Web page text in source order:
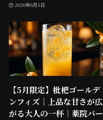
2026年6月1日
【5月限定】枇杷ゴールデ
ンフィズ｜上品な甘さが広
がる大人の一杯｜薬院バー